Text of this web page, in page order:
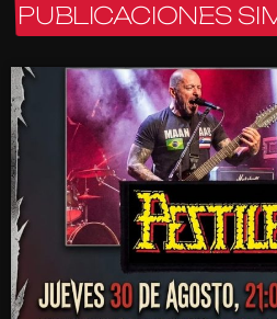
PUBLICACIONES